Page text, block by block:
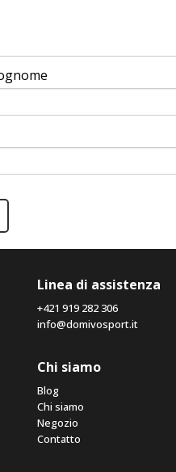
Linea di assistenza
+421 919 282 306
info@domivosport.it
Chi siamo
Blog
Chi siamo
Negozio
Contatto